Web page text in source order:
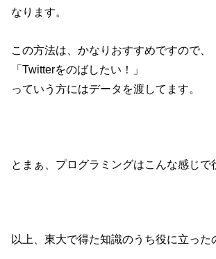
なります。
この方法は、かなりおすすめですので、
「Twitterをのばしたい！」
っていう方にはデータを渡してます。
とまぁ、プログラミングはこんな感じで
以上、東大で得た知識のうち役に立った